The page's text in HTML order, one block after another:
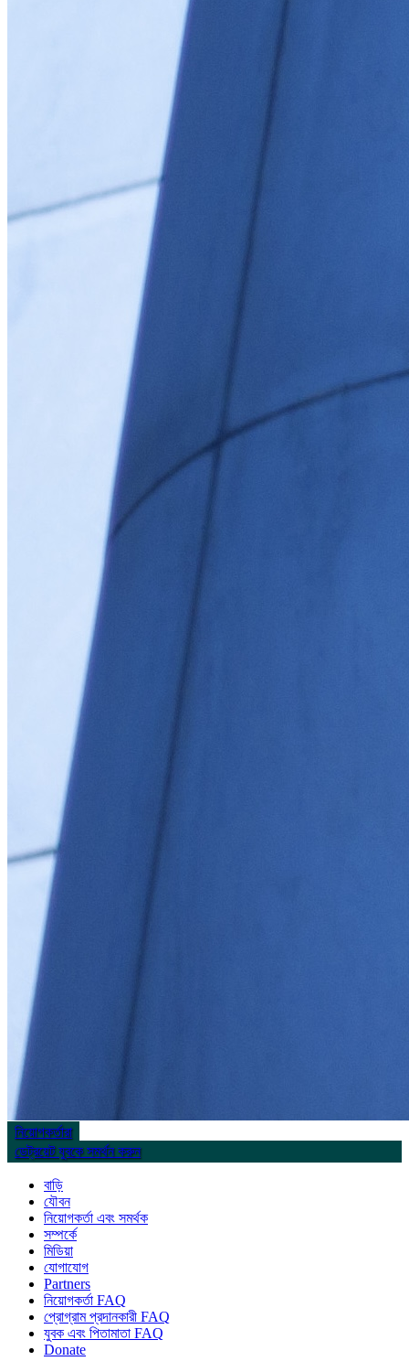
নিয়োগকর্তারা
ডেট্রয়েট যুবকে সমর্থন করুন
বাড়ি
যৌবন
নিয়োগকর্তা এবং সমর্থক
সম্পর্কে
মিডিয়া
যোগাযোগ
Partners
নিয়োগকর্তা FAQ
প্রোগ্রাম প্রদানকারী FAQ
যুবক এবং পিতামাতা FAQ
Donate